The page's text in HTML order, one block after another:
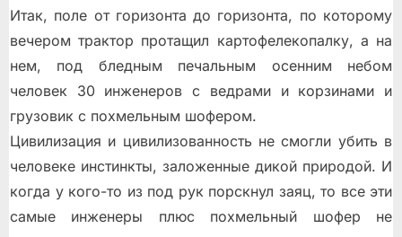
Итак, поле от горизонта до горизонта, по которому
вечером трактор протащил картофелекопалку, а на
нем, под бледным печальным осенним небом
человек 30 инженеров с ведрами и корзинами и
грузовик с похмельным шофером.
Цивилизация и цивилизованность не смогли убить в
человеке инстинкты, заложенные дикой природой. И
когда у кого-то из под рук порскнул заяц, то все эти
самые инженеры плюс похмельный шофер не